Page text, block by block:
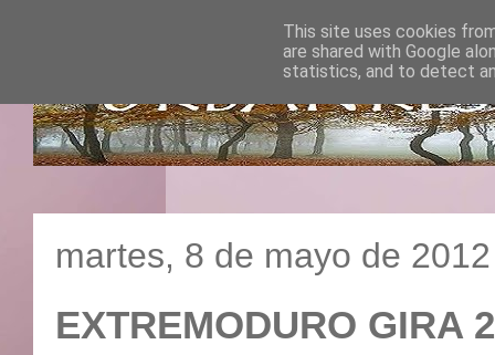
martes, 8 de mayo de 2012
EXTREMODURO GIRA
This site uses cookies
are shared with Google
statistics, and to detect